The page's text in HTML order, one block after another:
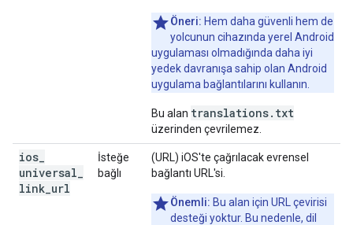
Öneri: Hem daha güvenli hem de
yolcunun cihazında yerel Android
uygulaması olmadığında daha iyi
yedek davranışa sahip olan Android
uygulama bağlantılarını kullanın.
Bu alan translations.txt
üzerinden çevrilemez.
ios
universal
link url
İsteğe
bağlı
(URL) iOS'te çağrılacak evrensel
bağlantı URL'si.
Önemli: Bu alan için URL çevirisi
desteği yoktur. Bu nedenle, dil